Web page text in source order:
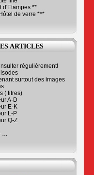
d'Etampes **
de verre ***
ARTICLES
régulièrement!
surtout des images
( titres)
A-D
E-K
L-P
Q-Z
…